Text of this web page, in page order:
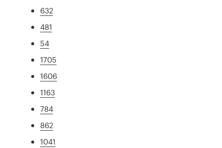
632
481
54
1705
1606
1163
784
862
1041